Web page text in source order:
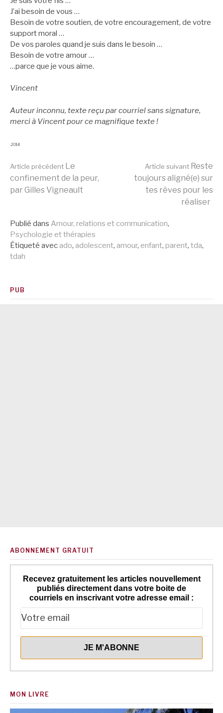
J’ai besoin de vous …
Besoin de votre soutien, de votre encouragement, de votre
support moral …
De vos paroles quand je suis dans le besoin …
Besoin de votre amour …
…parce que je vous aime.
Vincent
Auteur inconnu, texte reçu par courriel sans signature,
merci à Vincent pour ce magnifique texte !
.2014
Lire
suite
Article précédent Le
confinement de la peur,
par Gilles Vigneault
Article suivant Reste
toujours aligné(e) sur
tes rêves pour les
réaliser
Publié dans Amour, relations et communication,
Psychologie et thérapies
Étiqueté avec ado, adolescent, amour, enfant, parent, tda,
tdah
PUB
ABONNEMENT GRATUIT
Recevez gratuitement les articles nouvellement
publiés directement dans votre boite de
courriels en inscrivant votre adresse email :
MON LIVRE